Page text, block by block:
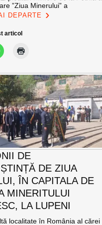
”Ziua Minerului” a
DEPARTE
articol
DE
DE ZIUA
ÎN CAPITALA DE
MINERITULUI
LA LUPENI
localitate în România al cărei